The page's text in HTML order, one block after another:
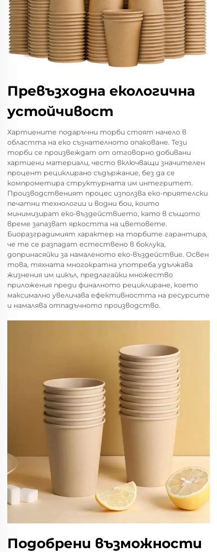
Превъзходна екологична
устойчивост
Хартиените подаръчни торби стоят начело в
областта на еко съзнателното опаковане. Тези
торби се произвеждат от отговорно добивани
хартиени материали, често включващи значителен
процент рециклирано съдържание, без да се
компрометира структурната им интегритет.
Производственият процес използва еко-приятелски
печатни технологии и водни бои, които
минимизират еко-въздействието, като в същото
време запазват яркостта на цветовете.
Биоразградимият характер на торбите гарантира,
че те се разпадат естествено в боклука,
допринасяйки за намаленото еко-въздействие. Освен
това, тяхната многократна употреба удължава
жизнения им цикъл, предлагайки множество
приложения преди финалното рециклиране, което
максимално увеличава ефективността на ресурсите
и намалява отпадъчното производство.
Подобрени възможности